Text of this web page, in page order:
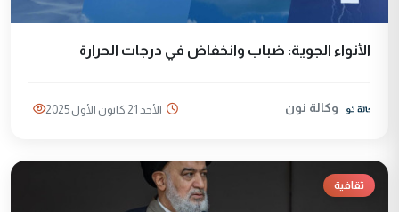
الأنواء الجوية: ضباب وانخفاض في درجات الحرارة
وكالة نون الأحد 21 كانون الأول 2025
ثقافية